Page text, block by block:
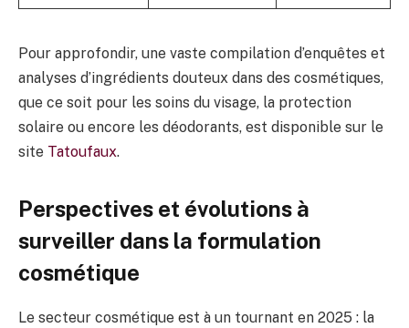
Pour approfondir, une vaste compilation d’enquêtes et
analyses d’ingrédients douteux dans des cosmétiques,
que ce soit pour les soins du visage, la protection
solaire ou encore les déodorants, est disponible sur le
site Tatoufaux.
Perspectives et évolutions à
surveiller dans la formulation
cosmétique
Le secteur cosmétique est à un tournant en 2025 : la